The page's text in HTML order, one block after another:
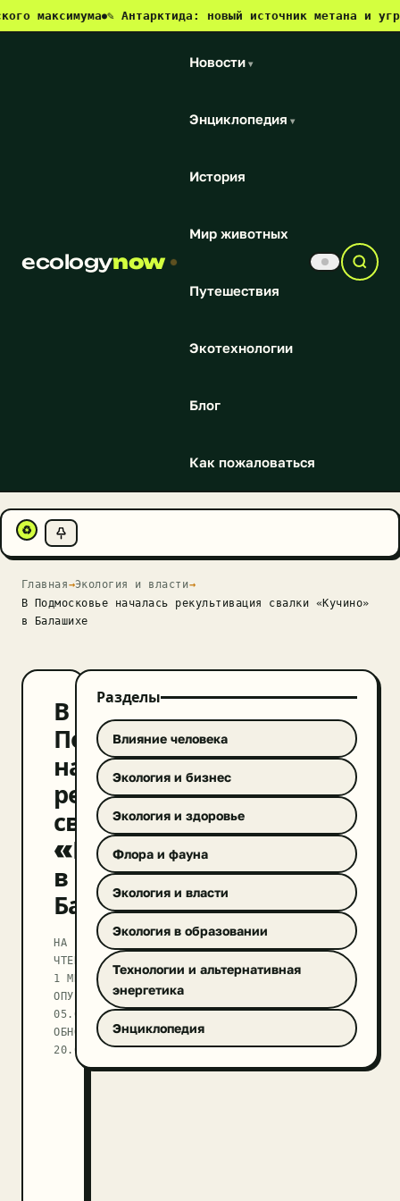
●✎ Антарктида: новый источник метана и угроза для
ecologynow
Новости ▾
Энциклопедия ▾
История
Мир животных
Путешествия
Экотехнологии
Блог
Как пожаловаться
♻
Главная→Экология и власти→
В Подмосковье началась рекультивация свалки «Кучино»
в Балашихе
В
Подмосковье
началась
рекультивация
свалки
«Кучино»
в
Балашихе
НА
ЧТЕНИЕ
1 МИН
ОПУБЛИКОВАНО
05.04.2018
ОБНОВЛЕНО
20.09.2025
Разделы
Влияние человека
Экология и бизнес
Экология и здоровье
Флора и фауна
Экология и власти
Экология в образовании
Технологии и альтернативная
энергетика
Энциклопедия